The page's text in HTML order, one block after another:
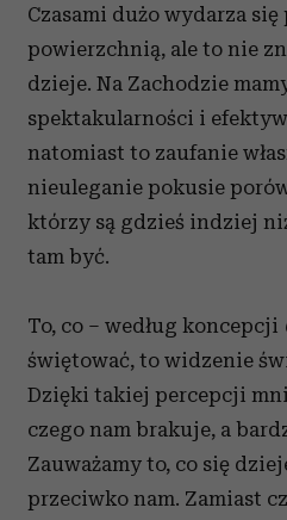
Czasami dużo wydarza
powierzchnią, ale to nie
dzieje. Na Zachodzie
spektakularności i
natomiast to zaufanie
nieuleganie pokusie
którzy są gdzieś indziej
tam być.
To, co – według koncepcji
świętować, to widzenie
Dzięki takiej percepcji
czego nam brakuje, a
Zauważamy to, co się
przeciwko nam. Zamiast